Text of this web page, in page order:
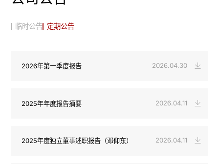
临时公告 定期公告
2026年第一季度报告 2026.04.30
2025年年度报告摘要 2026.04.11
2025年度独立董事述职报告（邓仰东） 2026.04.11